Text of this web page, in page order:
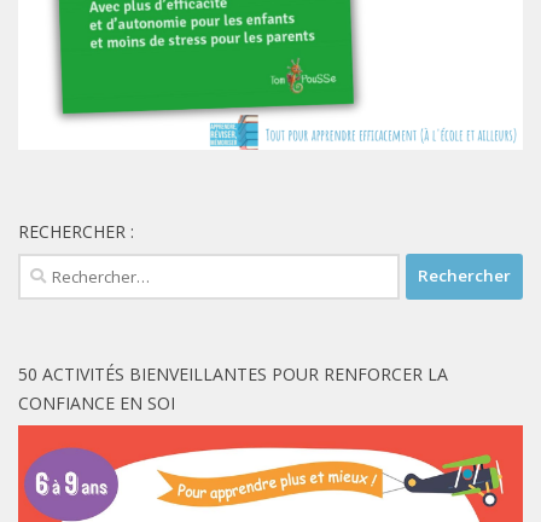
RECHERCHER :
Rechercher :
50 ACTIVITÉS BIENVEILLANTES POUR RENFORCER LA
CONFIANCE EN SOI